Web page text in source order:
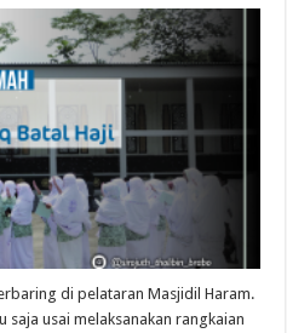
di pelataran Masjidil Haram.
saja usai melaksanakan rangkaian